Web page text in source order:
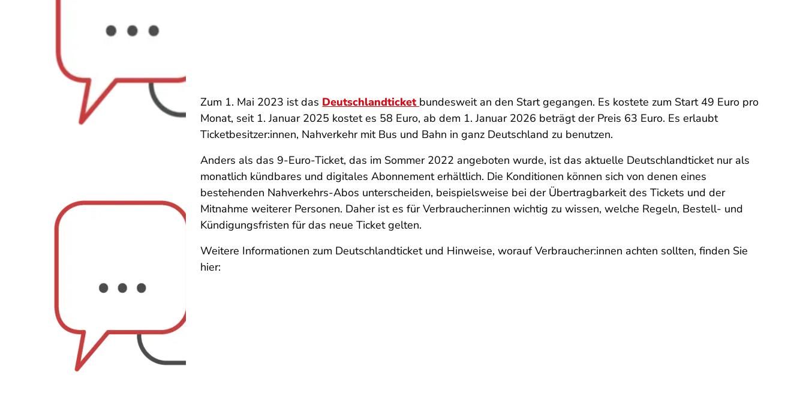
Zum 1. Mai 2023 ist das Deutschlandticket bundesweit an den Start gegangen. Es kostete zum Start 49 Euro pro
Monat, seit 1. Januar 2025 kostet es 58 Euro, ab dem 1. Januar 2026 beträgt der Preis 63 Euro. Es erlaubt
Ticketbesitzer:innen, Nahverkehr mit Bus und Bahn in ganz Deutschland zu benutzen.
Anders als das 9-Euro-Ticket, das im Sommer 2022 angeboten wurde, ist das aktuelle Deutschlandticket nur als
monatlich kündbares und digitales Abonnement erhältlich. Die Konditionen können sich von denen eines
bestehenden Nahverkehrs-Abos unterscheiden, beispielsweise bei der Übertragbarkeit des Tickets und der
Mitnahme weiterer Personen. Daher ist es für Verbraucher:innen wichtig zu wissen, welche Regeln, Bestell- und
Kündigungsfristen für das neue Ticket gelten.
Weitere Informationen zum Deutschlandticket und Hinweise, worauf Verbraucher:innen achten sollten, finden Sie
hier: